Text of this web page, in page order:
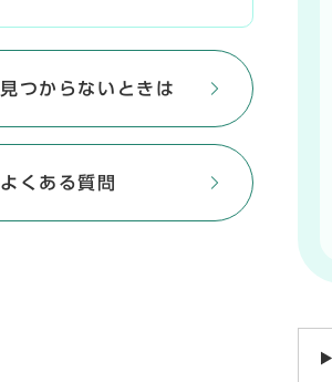
見つからないときは
よくある質問